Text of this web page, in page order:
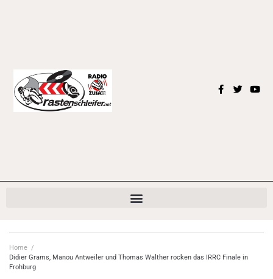
Home /
Didier Grams, Manou Antweiler und Thomas Walther rocken das IRRC Finale in
Frohburg